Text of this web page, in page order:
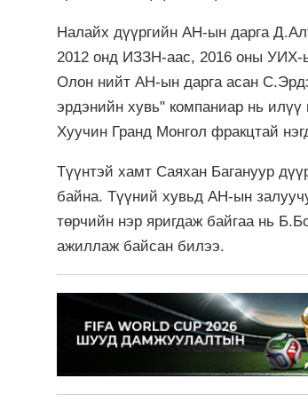
Налайх дүүргийн АН-ын дарга
2012 онд ИЗЗН-аас, 2016 оны УИХ-
Олон нийт АН-ын дарга асан
эрдэнийн хувь" компаниар нь
Хуучин Гранд Монгол фракцтай
Түүнтэй хамт Саяхан Багануур
байна. Түүний хувьд АН-ын
төрчийн нэр яригдаж байгаа нь
ажиллаж байсан билээ.